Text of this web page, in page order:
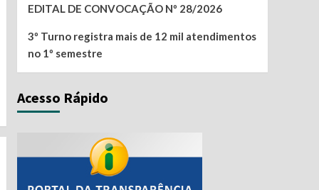
EDITAL DE CONVOCAÇÃO Nº 28/2026
3º Turno registra mais de 12 mil atendimentos
no 1º semestre
Acesso Rápido